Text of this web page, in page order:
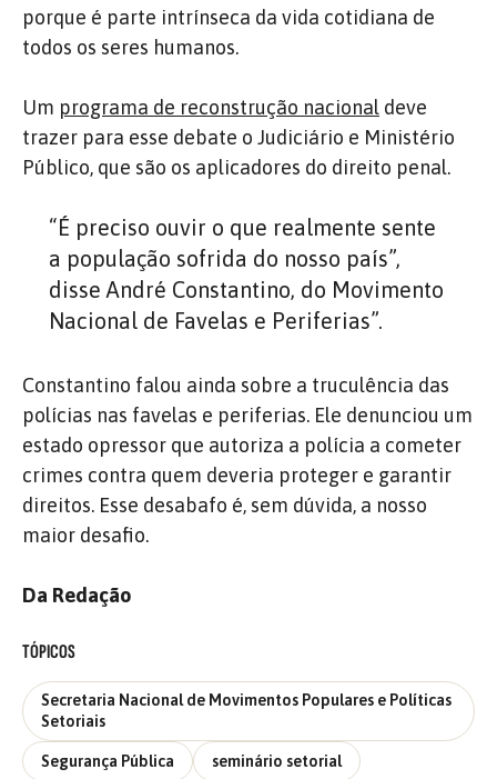
porque é parte intrínseca da vida cotidiana de
todos os seres humanos.
Um programa de reconstrução nacional deve
trazer para esse debate o Judiciário e Ministério
Público, que são os aplicadores do direito penal.
“É preciso ouvir o que realmente sente
a população sofrida do nosso país”,
disse André Constantino, do Movimento
Nacional de Favelas e Periferias”.
Constantino falou ainda sobre a truculência das
polícias nas favelas e periferias. Ele denunciou um
estado opressor que autoriza a polícia a cometer
crimes contra quem deveria proteger e garantir
direitos. Esse desabafo é, sem dúvida, a nosso
maior desafio.
Da Redação
TÓPICOS
Secretaria Nacional de Movimentos Populares e Políticas
Setoriais
Segurança Pública seminário setorial